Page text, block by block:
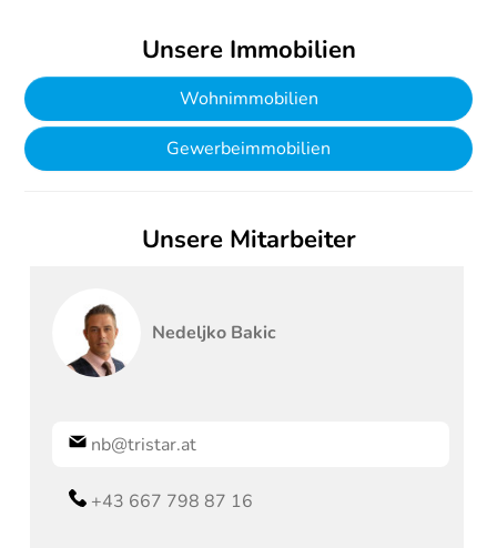
Unsere Immobilien
Wohnimmobilien
Gewerbeimmobilien
Unsere Mitarbeiter
Nedeljko Bakic
nb@tristar.at
+43 667 798 87 16